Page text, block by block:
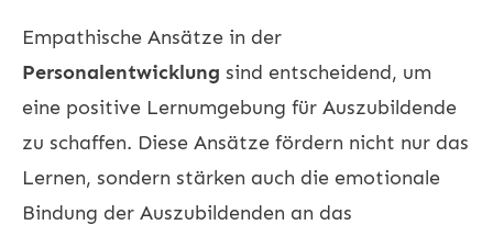
Empathische Ansätze in der
Personalentwicklung sind entscheidend, um
eine positive Lernumgebung für Auszubildende
zu schaffen. Diese Ansätze fördern nicht nur das
Lernen, sondern stärken auch die emotionale
Bindung der Auszubildenden an das